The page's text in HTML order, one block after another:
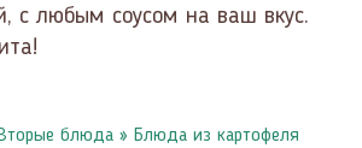
с любым соусом на ваш вкус.
блюда » Блюда из картофеля